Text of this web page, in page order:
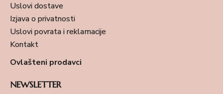
Uslovi dostave
Izjava o privatnosti
Uslovi povrata i reklamacije
Kontakt
Ovlašteni prodavci
NEWSLETTER